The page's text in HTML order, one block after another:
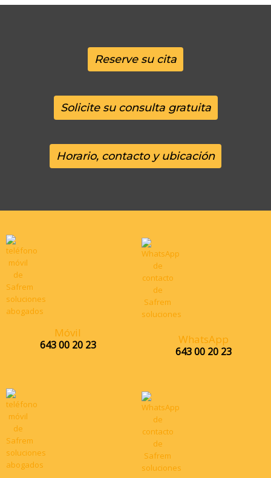
Reserve su cita
Solicite su consulta gratuita
Horario, contacto y ubicación
Móvil
643 00 20 23 WhatsApp
643 00 20 23